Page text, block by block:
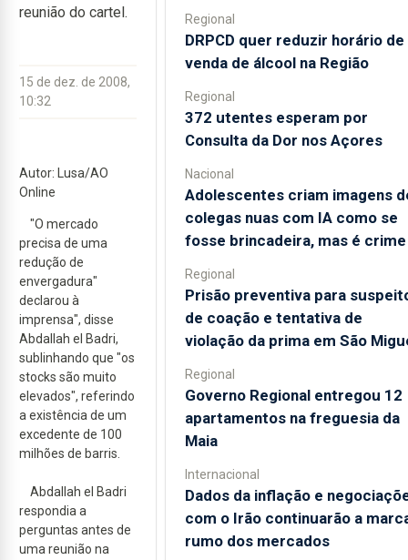
reunião do cartel.
15 de dez. de 2008,
10:32
Autor: Lusa/AO
Online
"O mercado
precisa de uma
redução de
envergadura"
declarou à
imprensa", disse
Abdallah el Badri,
sublinhando que "os
stocks são muito
elevados", referindo
a existência de um
excedente de 100
milhões de barris.
Abdallah el Badri
respondia a
perguntas antes de
uma reunião na
Regional
DRPCD quer reduzir horário de
venda de álcool na Região
Regional
372 utentes esperam por
Consulta da Dor nos Açores
Nacional
Adolescentes criam imagens
colegas nuas com IA como se
fosse brincadeira, mas é crime
Regional
Prisão preventiva para
de coação e tentativa de
violação da prima em São
Regional
Governo Regional entregou 12
apartamentos na freguesia da
Maia
Internacional
Dados da inflação e
com o Irão continuarão a
rumo dos mercados